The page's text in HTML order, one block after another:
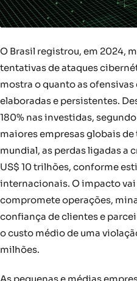
O Brasil registrou, em 2024,
tentativas de ataques
mostra o quanto as
elaboradas e persistentes.
180% nas investidas,
maiores empresas globais
mundial, as perdas ligadas a
US$ 10 trilhões, conforme
internacionais. O impacto
compromete operações,
confiança de clientes e
o custo médio de uma
milhões.